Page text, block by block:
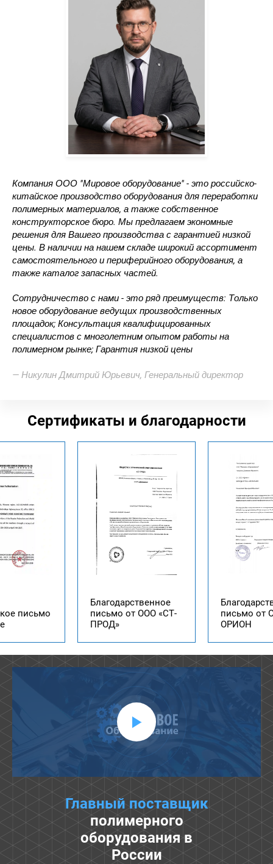
Компания ООО "Мировое оборудование" - это российско-
китайское производство оборудования для переработки
полимерных материалов, а также собственное
конструкторское бюро. Мы предлагаем экономные
решения для Вашего производства с гарантией низкой
цены. В наличии на нашем складе широкий ассортимент
самостоятельного и периферийного оборудования, а
также каталог запасных частей.
Сотрудничество с нами - это ряд преимуществ: Только
новое оборудование ведущих производственных
площадок; Консультация квалифицированных
специалистов с многолетним опытом работы на
полимерном рынке; Гарантия низкой цены
— Никулин Дмитрий Юрьевич, Генеральный директор
Сертификаты и благодарности
ООО «СТ-
Благодарственное
письмо от ООО
ОРИОН
ООО
завод
Главный поставщик
полимерного
оборудования в
России